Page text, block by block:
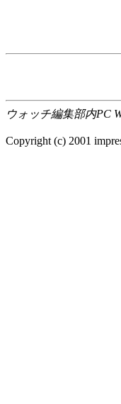
ウォッチ編集部内PC
Copyright (c) 2001